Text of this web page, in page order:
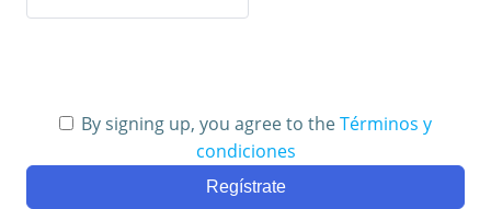
By signing up, you agree to theTérminos y
condiciones
Regístrate